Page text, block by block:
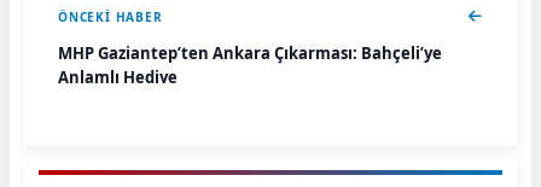
ÖNCEKI HABER
MHP Gaziantep’ten Ankara Çıkarması: Bahçeli’ye
Anlamlı Hediye